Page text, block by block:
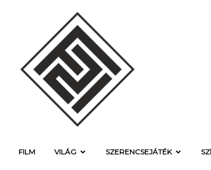
FILM VILÁG SZERENCSEJÁTÉK